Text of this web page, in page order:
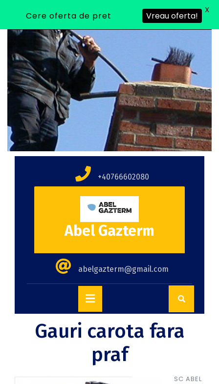
+40766602080
Abel Gazterm
abelgazterm@gmail.com
Gauri carota fara
praf
SC ABEL
Cere oferta de pret Vreau oferta!
X